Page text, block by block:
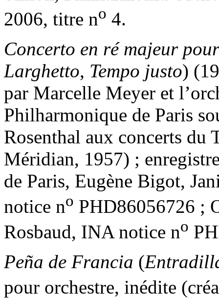
2006, titre no 4.
Concerto en ré majeur
Larghetto, Tempo justo)
par Marcelle Meyer et
Philharmonique de Paris
Rosenthal aux concerts
Méridian, 1957) ;
de Paris, Eugène Bigot,
notice no PHD86056726 ;
Rosbaud, INA notice no
Peña de Francia (
pour orchestre, inédite